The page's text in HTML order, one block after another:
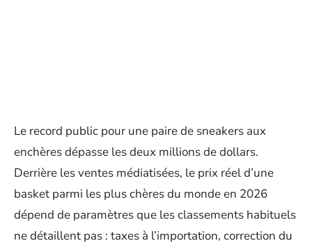
Le record public pour une paire de sneakers aux
enchères dépasse les deux millions de dollars.
Derrière les ventes médiatisées, le prix réel d’une
basket parmi les plus chères du monde en 2026
dépend de paramètres que les classements habituels
ne détaillent pas : taxes à l’importation, correction du